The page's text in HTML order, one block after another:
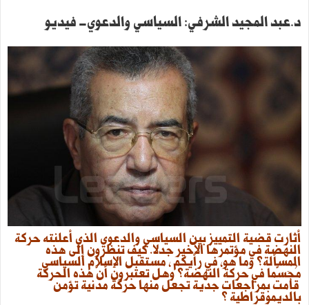
د.عبد المجيد الشرفي: السياسي والدعوي- فيديو
أثارت قضية التمييز بين السياسي والدعوي الذي أعلنته حركة
النهضة في مؤتمرها الأخير جدلا. كيف تنظرون إلى هذه
المسألة؟ وما هو، في رأيكم ، مستقبل الإسلام السياسي
مُجٓسّما في حركة النهضة؟ وهل تعتبرون أنّ هذه الحركة
قامت بمراجعات جدّية تجعل منها حركة مدنية تؤمن
بالديموقراطية ؟